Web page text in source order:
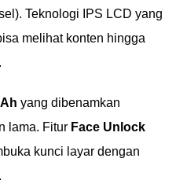
Teknologi IPS LCD yang
melihat konten hingga
yang dibenamkan
lama. Fitur Face Unlock
kunci layar dengan